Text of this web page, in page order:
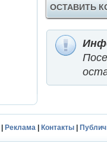
ОСТАВИТЬ
Реклама Контакты